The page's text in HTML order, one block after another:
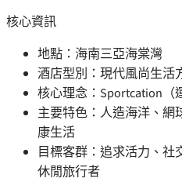
核心資訊
地點：海南三亞海棠灣
酒店型別：現代風尚生活
核心理念：Sportcation（
主要特色：人造海洋、網
康生活
目標客群：追求活力、社
休閒旅行者